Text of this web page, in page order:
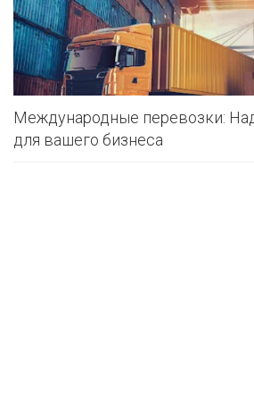
Международные перевозки:
для вашего бизнеса